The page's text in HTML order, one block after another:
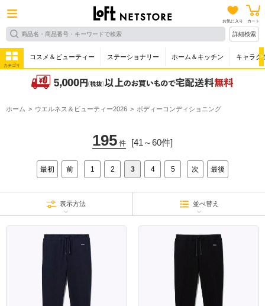
お気に入り カート
詳細検索
カテゴリ
コスメ＆ビューティー ステーショナリー ホーム＆キッチン キャラク
ホーム ウエルネス＆ビューティー2026 ボディーコンディショニング
195 件 [41～60件]
最初 前 1 2 3 4 5 次 最後
表示方法 並べ替え